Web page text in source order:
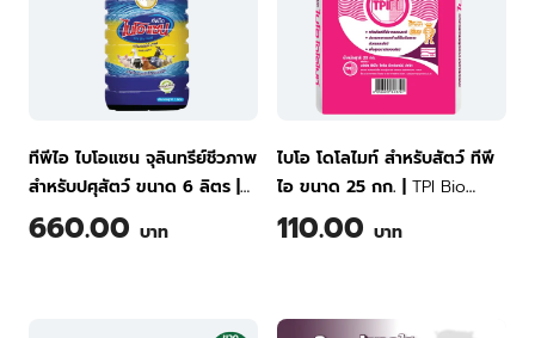
ทีพีไอ ไบโอแซน จุลินทรีย์ชีวภาพ
สำหรับปศุสัตว์ ขนาด 6 ลิตร
TPI BIO-SAN Organic
Wastewater Treatment for
660.00 บาท
ไบโอ โดโลไมท์ สำหรับสัตว์ ทีพี
ไอ ขนาด 25 กก.
TPI Bio
Dolomite For Animals 25 kg
110.00 บาท